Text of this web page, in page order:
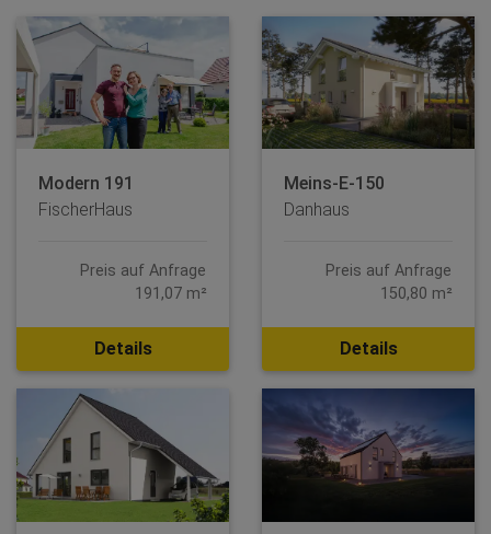
Modern 191
FischerHaus
Preis auf Anfrage
191,07 m²
Details
Meins-E-150
Danhaus
Preis auf Anfrage
150,80 m²
Details